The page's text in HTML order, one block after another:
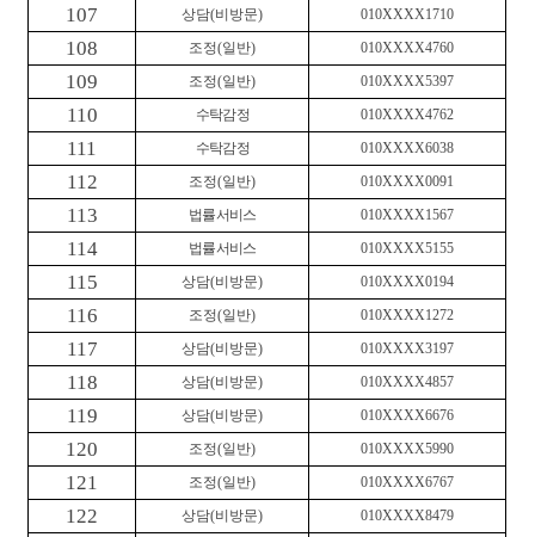
107 상담(비방문) 010XXXX1710
108 조정(일반) 010XXXX4760
109 조정(일반) 010XXXX5397
110 수탁감정 010XXXX4762
111 수탁감정 010XXXX6038
112 조정(일반) 010XXXX0091
113 법률서비스 010XXXX1567
114 법률서비스 010XXXX5155
115 상담(비방문) 010XXXX0194
116 조정(일반) 010XXXX1272
117 상담(비방문) 010XXXX3197
118 상담(비방문) 010XXXX4857
119 상담(비방문) 010XXXX6676
120 조정(일반) 010XXXX5990
121 조정(일반) 010XXXX6767
122 상담(비방문) 010XXXX8479